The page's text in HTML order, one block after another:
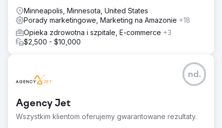
Minneapolis, Minnesota, United States
Porady marketingowe, Marketing na Amazonie +18
Opieka zdrowotna i szpitale, E-commerce +3
$2,500 - $10,000
Agency Jet
Wszystkim klientom oferujemy gwarantowane rezultaty.
nd.